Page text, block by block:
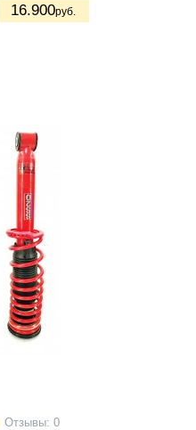
16.900руб.
Отзывы: 0